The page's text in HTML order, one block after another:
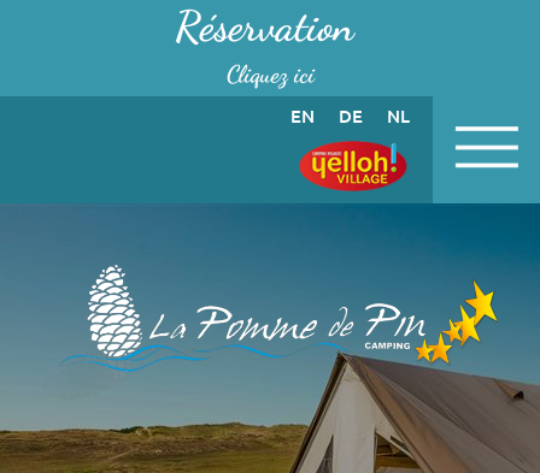
Panneau de gestion des cookiesRéservation
Cliquez ici
EN DE NL